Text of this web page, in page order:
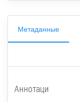
Метаданные
Аннотаци